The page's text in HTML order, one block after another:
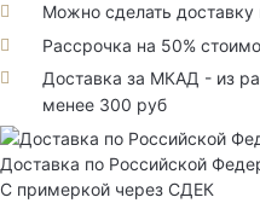
Можно сделать
Рассрочка на 50%
Доставка за МКАД - из
менее 300 руб
Доставка по Российской
С примеркой через СДЕК